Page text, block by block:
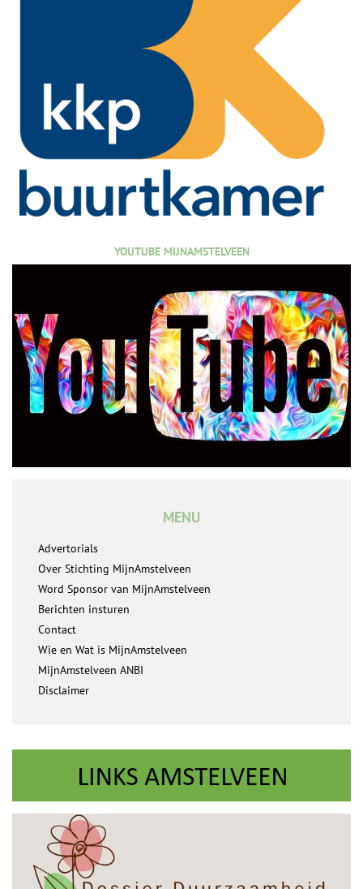
YOUTUBE MIJNAMSTELVEEN
MENU
Advertorials
Over Stichting MijnAmstelveen
Word Sponsor van MijnAmstelveen
Berichten insturen
Contact
Wie en Wat is MijnAmstelveen
MijnAmstelveen ANBI
Disclaimer